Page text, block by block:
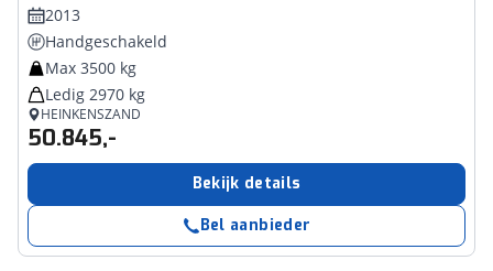
2013
Handgeschakeld
Max 3500 kg
Ledig 2970 kg
HEINKENSZAND
50.845,-
Bekijk details
Bel aanbieder